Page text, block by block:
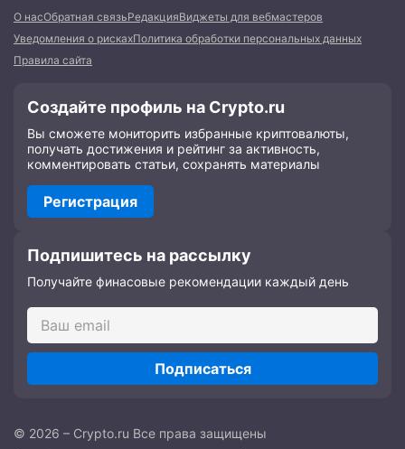
О насОбратная связьРедакцияВиджеты для вебмастеров
Уведомления о рискахПолитика обработки персональных данных
Правила сайта
Создайте профиль на Crypto.ru
Вы сможете мониторить избранные криптовалюты,
получать достижения и рейтинг за активность,
комментировать статьи, сохранять материалы
Регистрация
Подпишитесь на рассылку
Получайте финасовые рекомендации каждый день
Подписаться
© 2026 – Crypto.ru Все права защищены